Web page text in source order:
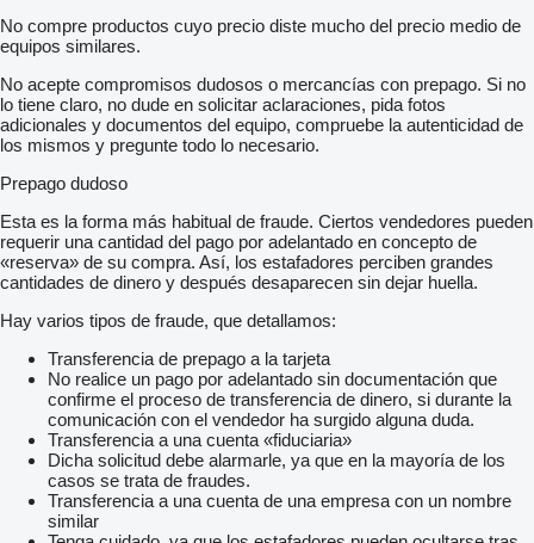
No compre productos cuyo precio diste mucho del precio medio de
equipos similares.
No acepte compromisos dudosos o mercancías con prepago. Si no
lo tiene claro, no dude en solicitar aclaraciones, pida fotos
adicionales y documentos del equipo, compruebe la autenticidad de
los mismos y pregunte todo lo necesario.
Prepago dudoso
Esta es la forma más habitual de fraude. Ciertos vendedores pueden
requerir una cantidad del pago por adelantado en concepto de
«reserva» de su compra. Así, los estafadores perciben grandes
cantidades de dinero y después desaparecen sin dejar huella.
Hay varios tipos de fraude, que detallamos:
Transferencia de prepago a la tarjeta
No realice un pago por adelantado sin documentación que
confirme el proceso de transferencia de dinero, si durante la
comunicación con el vendedor ha surgido alguna duda.
Transferencia a una cuenta «fiduciaria»
Dicha solicitud debe alarmarle, ya que en la mayoría de los
casos se trata de fraudes.
Transferencia a una cuenta de una empresa con un nombre
similar